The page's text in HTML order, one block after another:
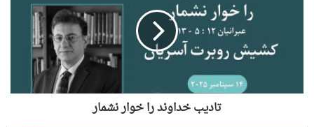
تادیب خداوند را خوار نشمار